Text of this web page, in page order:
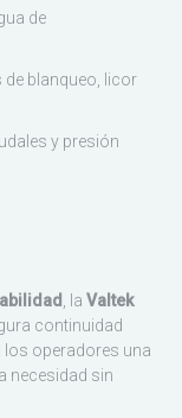
de
blanqueo, licor
y presión
, la Valtek
continuidad
operadores una
necesidad sin